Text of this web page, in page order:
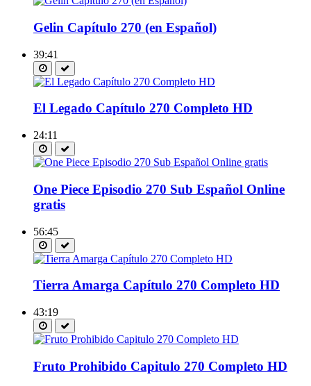
Gelin Capítulo 270 (en Español)
39:41
El Legado Capítulo 270 Completo HD
24:11
One Piece Episodio 270 Sub Español Online
gratis
56:45
Tierra Amarga Capítulo 270 Completo HD
43:19
Fruto Prohibido Capitulo 270 Completo HD